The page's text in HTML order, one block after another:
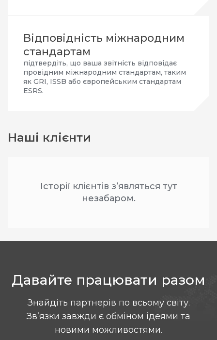
Відповідність міжнародним
стандартам
підтвердіть, що ваша звітність відповідає
провідним міжнародним стандартам, таким
як GRI, ISSB або європейським стандартам
ESRS.
Наші клієнти
Історії клієнтів з’являться тут
незабаром.
Давайте працювати разом
Знайдіть партнерів по всьому світу.
Зв’язки завжди є обміном ідеями та
новими можливостями.